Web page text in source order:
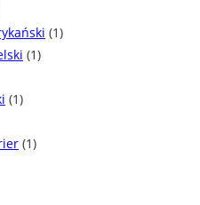
(1)
(1)
(1)
(1)